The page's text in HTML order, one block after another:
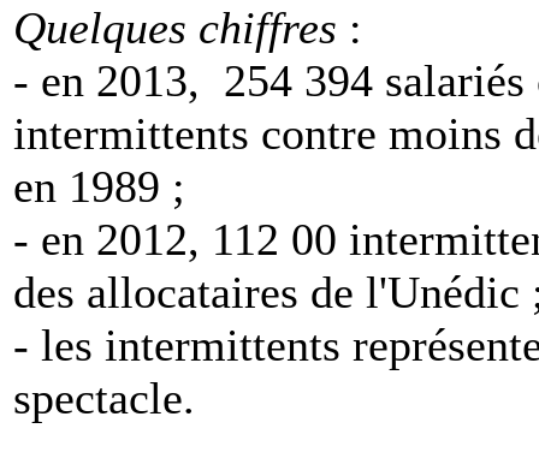
Quelques chiffres :
- en 2013, 254 394
intermittents contre moins
en 1989 ;
- en 2012, 112 00
des allocataires de
- les intermittents
spectacle.